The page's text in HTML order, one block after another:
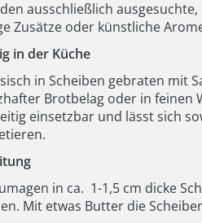
ausschließlich
Zusätze oder künstliche
in der Küche
in Scheiben gebraten mit
Brotbelag oder in feinen
einsetzbar und lässt sich
in ca. 1-1,5 cm dicke
Mit etwas Butter die